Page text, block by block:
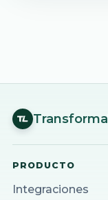
Transforma
PRODUCTO
Integraciones